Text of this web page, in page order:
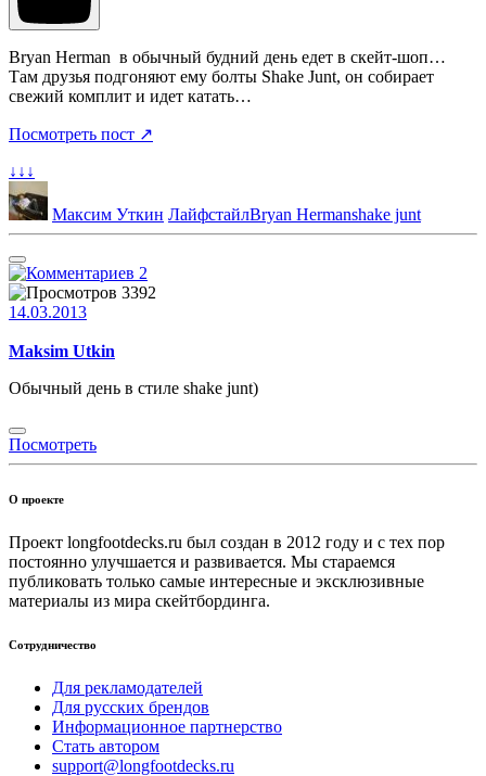
Bryan Herman в обычный будний день едет в скейт-шоп…
Там друзья подгоняют ему болты Shake Junt, он собирает
свежий комплит и идет катать…
Посмотреть пост ↗
↓↓↓
Максим Уткин ЛайфстайлBryan Hermanshake junt
2
3392
14.03.2013
Maksim Utkin
Обычный день в стиле shake junt)
Посмотреть
О проекте
Проект longfootdecks.ru был создан в 2012 году и с тех пор
постоянно улучшается и развивается. Мы стараемся
публиковать только самые интересные и эксклюзивные
материалы из мира скейтбординга.
Сотрудничество
Для рекламодателей
Для русских брендов
Информационное партнерство
Стать автором
support@longfootdecks.ru